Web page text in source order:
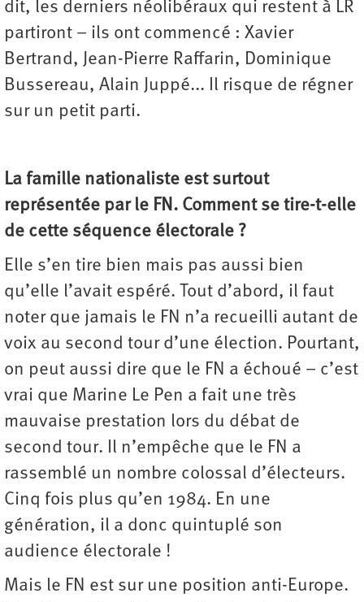
dit, les derniers néolibéraux qui restent à LR
partiront – ils ont commencé : Xavier
Bertrand, Jean-Pierre Raffarin, Dominique
Bussereau, Alain Juppé... Il risque de régner
sur un petit parti.
La famille nationaliste est surtout
représentée par le FN. Comment se tire-t-elle
de cette séquence électorale ?
Elle s’en tire bien mais pas aussi bien
qu’elle l’avait espéré. Tout d’abord, il faut
noter que jamais le FN n’a recueilli autant de
voix au second tour d’une élection. Pourtant,
on peut aussi dire que le FN a échoué – c’est
vrai que Marine Le Pen a fait une très
mauvaise prestation lors du débat de
second tour. Il n’empêche que le FN a
rassemblé un nombre colossal d’électeurs.
Cinq fois plus qu’en 1984. En une
génération, il a donc quintuplé son
audience électorale !
Mais le FN est sur une position anti-Europe.